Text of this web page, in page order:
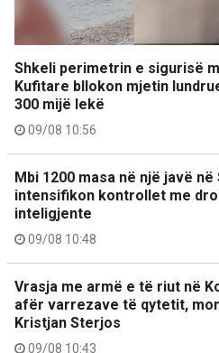
Shkeli perimetrin e sigurisë
Kufitare bllokon mjetin
300 mijë lekë
09/08 10:56
Mbi 1200 masa në një javë
intensifikon kontrollet me
inteligjente
09/08 10:48
Vrasja me armë e të riut në
afër varrezave të qytetit,
Kristjan Sterjos
09/08 10:43